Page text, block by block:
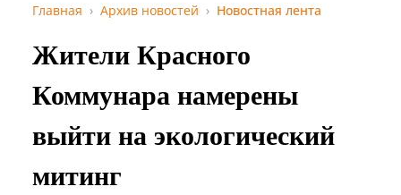
Главная Архив новостей Новостная лента
Жители Красного
Коммунара намерены
выйти на экологический
митинг